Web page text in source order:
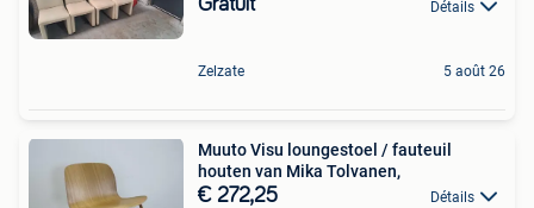
Gratuit Détails
Zelzate 5 août 26
Muuto Visu loungestoel / fauteuil
houten van Mika Tolvanen,
€ 272,25 Détails